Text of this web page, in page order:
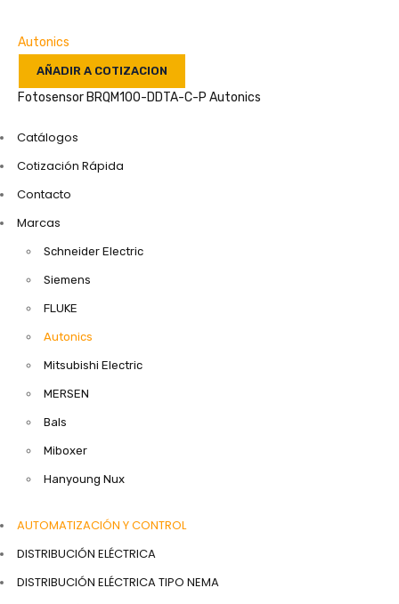
Autonics
AÑADIR A COTIZACION
Fotosensor BRQM100-DDTA-C-P Autonics
Catálogos
Cotización Rápida
Contacto
Marcas
Schneider Electric
Siemens
FLUKE
Autonics
Mitsubishi Electric
MERSEN
Bals
Miboxer
Hanyoung Nux
AUTOMATIZACIÓN Y CONTROL
DISTRIBUCIÓN ELÉCTRICA
DISTRIBUCIÓN ELÉCTRICA TIPO NEMA